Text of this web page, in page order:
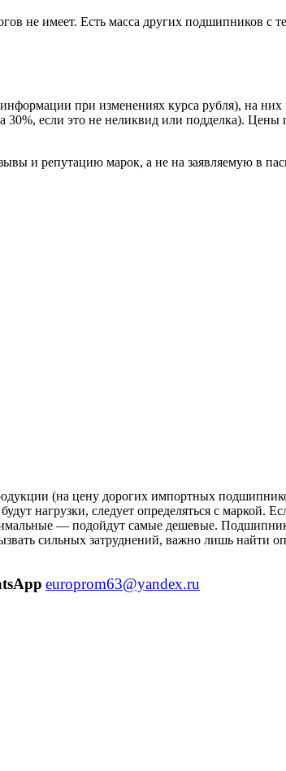
не имеет. Есть масса других подшипников с
при изменениях курса рубля), на
если это не неликвид или подделка).
и репутацию марок, а не на заявляемую в
(на цену дорогих импортных
нагрузки, следует определяться с
— подойдут самые дешевые.
сильных затруднений, важно лишь найти
europrom63@yandex.ru